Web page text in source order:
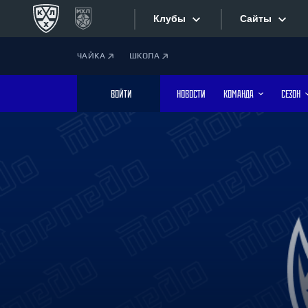
Клубы
Дивизион Боброва
Лада
Сайты
Фотобанк
ЧАЙКА ШКОЛА
ВОЙТИ НОВОСТИ КОМАНДА СЕЗОН